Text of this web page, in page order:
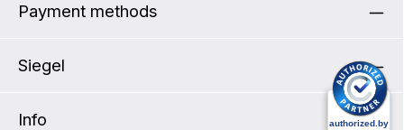
Payment methods
Siegel
Info